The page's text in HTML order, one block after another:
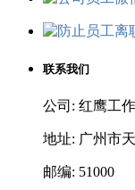
联系我们
公司: 红鹰工
地址: 广州市
邮编: 51000